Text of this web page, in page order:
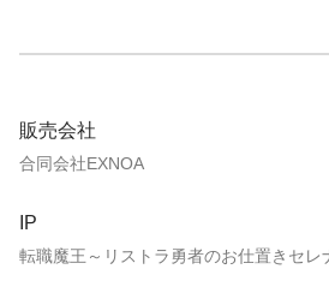
販売会社
合同会社EXNOA
IP
転職魔王～リストラ勇者のお仕置きセレ